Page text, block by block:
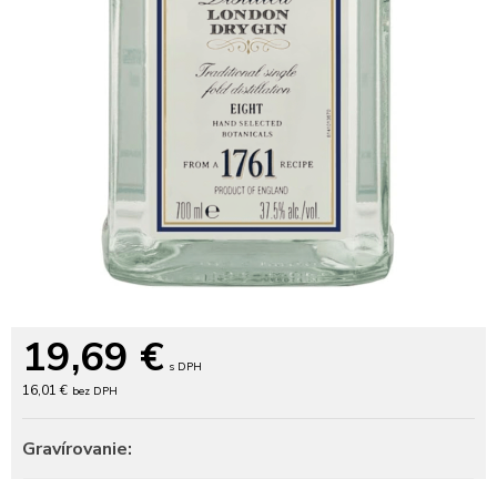
19,69 € s DPH
16,01 € bez DPH
Gravírovanie: